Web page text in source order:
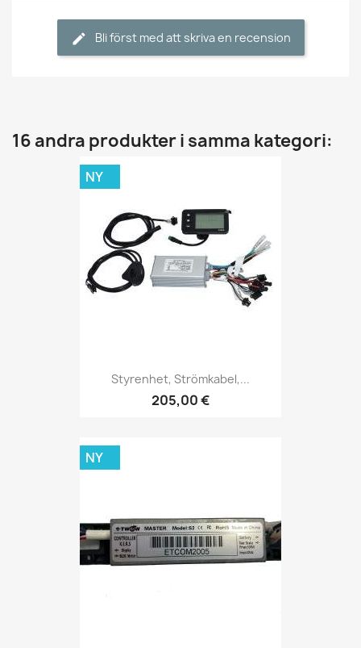
Bli först med att skriva en recension
16 andra produkter i samma kategori:
Styrenhet, Strömkabel,...
205,00 €
NY
NY